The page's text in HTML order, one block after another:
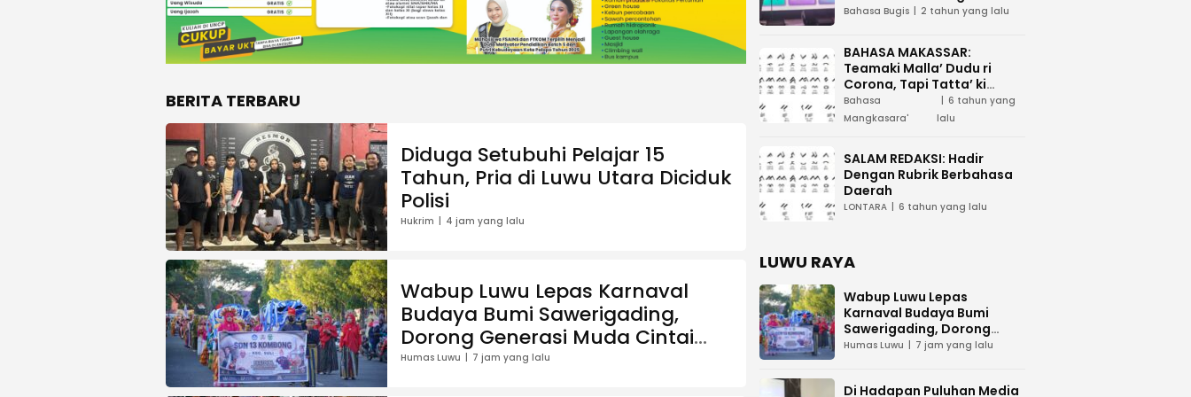
BERITA TERBARU
Diduga Setubuhi Pelajar 15
Tahun, Pria di Luwu Utara Diciduk
Polisi
Hukrim 4 jam yang lalu
Wabup Luwu Lepas Karnaval
Budaya Bumi Sawerigading,
Dorong Generasi Muda Cintai
Warisan Leluhur
Humas Luwu 7 jam yang lalu
Tau Maega e Ri Luwu Timur
Bahasa Bugis 2 tahun yang lalu
BAHASA MAKASSAR:
Teamaki Malla’ Dudu ri
Corona, Tapi Tatta’ ki
Waspada
Bahasa
Mangkasara'
6 tahun yang
lalu
SALAM REDAKSI: Hadir
Dengan Rubrik Berbahasa
Daerah
LONTARA 6 tahun yang lalu
LUWU RAYA
Wabup Luwu Lepas
Karnaval Budaya Bumi
Sawerigading, Dorong
Generasi Muda Cintai
Humas Luwu 7 jam yang lalu
Di Hadapan Puluhan Media